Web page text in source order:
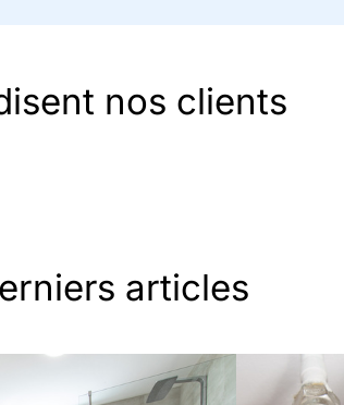
nos clients
articles